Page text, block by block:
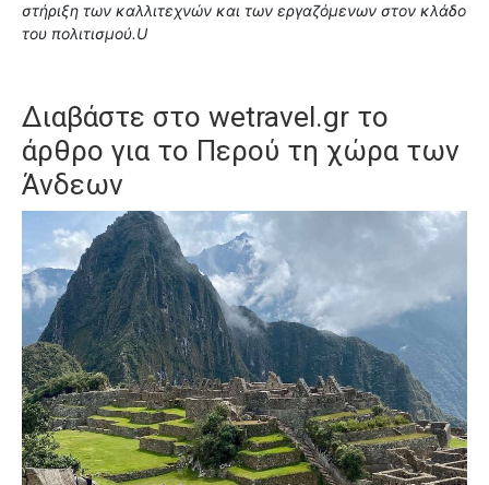
στήριξη των καλλιτεχνών και των εργαζόμενων στον κλάδο
του πολιτισμού.U
Διαβάστε στο wetravel.gr το
άρθρο για το Περού τη χώρα των
Άνδεων